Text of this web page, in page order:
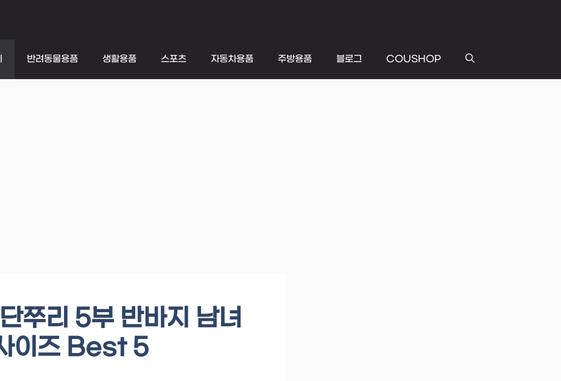
반려동물용품 생활용품 스포츠 자동차용품 주방용품 블로그 COUSHOP
쭈리 5부 반바지 남녀
이즈 Best 5